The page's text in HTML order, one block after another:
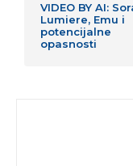
VIDEO BY AI:
Lumiere, Emu i
potencijalne
opasnosti